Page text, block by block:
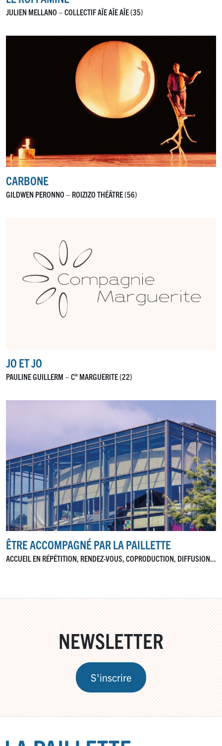
JULIEN MELLANO – COLLECTIF AÏE AÏE AÏE (35)
CARBONE
GILDWEN PERONNO – ROIZIZO THÉÂTRE (56)
JO ET JO
PAULINE GUILLERM – Cie MARGUERITE (22)
ÊTRE ACCOMPAGNÉ PAR LA PAILLETTE
ACCUEIL EN RÉPÉTITION, RENDEZ-VOUS, COPRODUCTION, DIFFUSION...
NEWSLETTER
S'inscrire